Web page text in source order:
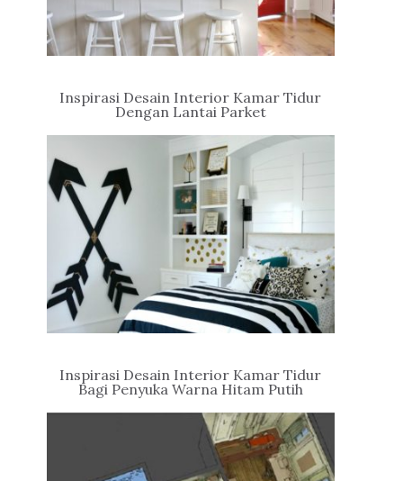
Inspirasi Desain Interior Kamar Tidur
Dengan Lantai Parket
Inspirasi Desain Interior Kamar Tidur
Bagi Penyuka Warna Hitam Putih